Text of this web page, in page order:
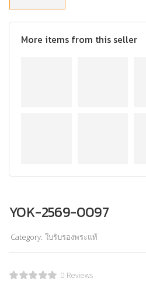
More items from this seller
YOK-2569-0097
Category: ใบรับรองพระแท้
0 Reviews